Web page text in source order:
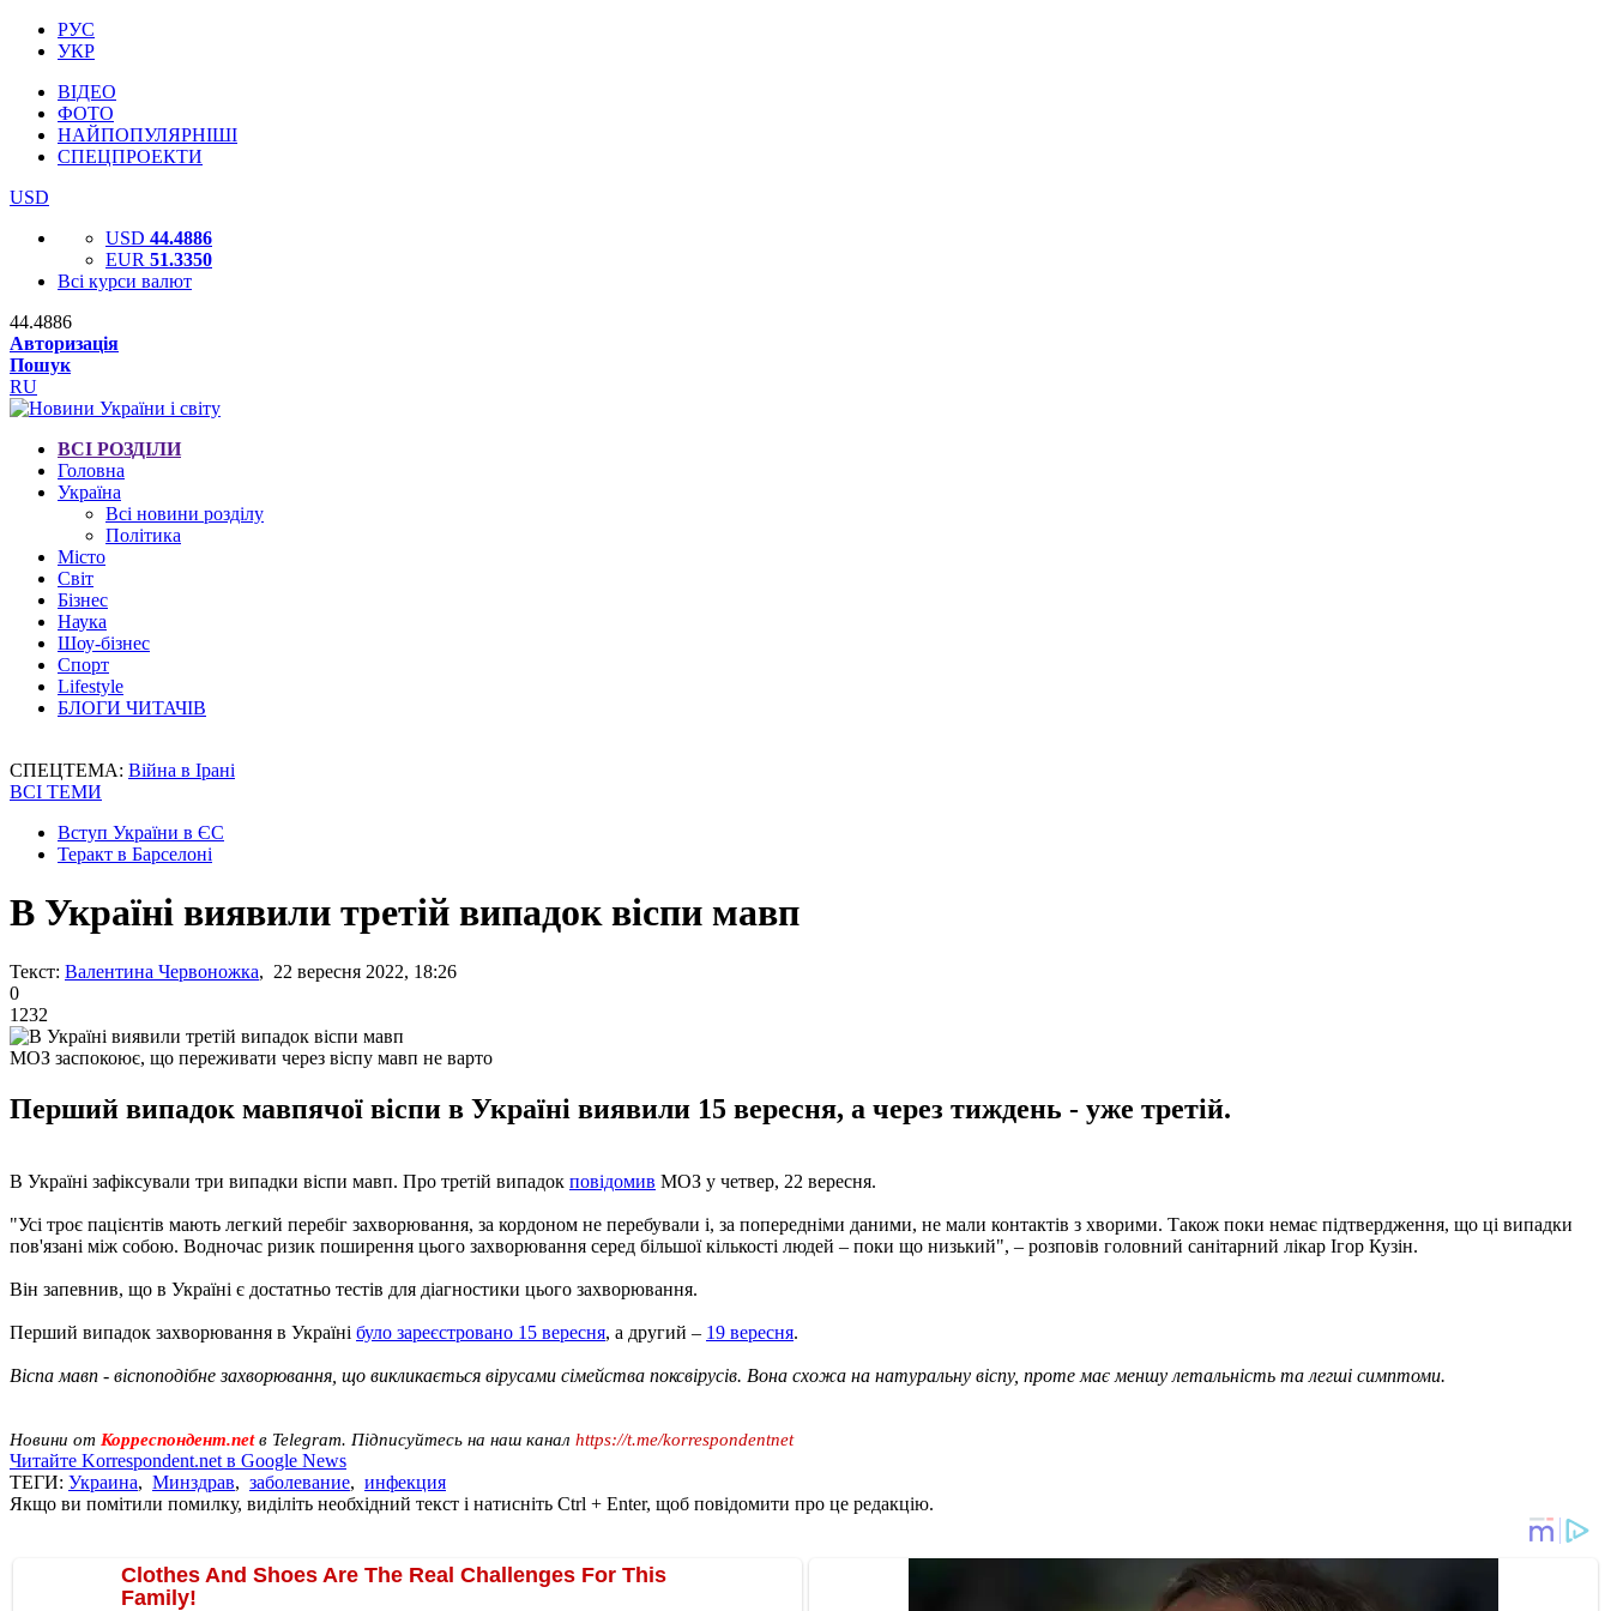
РУС
УКР
ВІДЕО
ФОТО
НАЙПОПУЛЯРНІШІ
СПЕЦПРОЕКТИ
USD
USD 44.4886
EUR 51.3350
Всі курси валют
44.4886
Авторизація
Пошук
RU
ВСІ РОЗДІЛИ
Головна
Україна
Всі новини розділу
Політика
Місто
Світ
Бізнес
Наука
Шоу-бізнес
Спорт
Lifestyle
БЛОГИ ЧИТАЧІВ
СПЕЦТЕМА: Війна в Ірані
ВСІ ТЕМИ
Вступ України в ЄС
Теракт в Барселоні
В Україні виявили третій випадок віспи мавп
Текст: Валентина Червоножка, 22 вересня 2022, 18:26
0
1232
МОЗ заспокоює, що переживати через віспу мавп не варто
Перший випадок мавпячої віспи в Україні виявили 15 вересня, а через тиждень - уже третій.
В Україні зафіксували три випадки віспи мавп. Про третій випадок повідомив МОЗ у четвер, 22 вересня.
"Усі троє пацієнтів мають легкий перебіг захворювання, за кордоном не перебували і, за попередніми даними, не мали контактів з хворими. Також поки немає підтвердження, що ці випадки
пов'язані між собою. Водночас ризик поширення цього захворювання серед більшої кількості людей – поки що низький", – розповів головний санітарний лікар Ігор Кузін.
Він запевнив, що в Україні є достатньо тестів для діагностики цього захворювання.
Перший випадок захворювання в Україні було зареєстровано 15 вересня, а другий – 19 вересня.
Віспа мавп - віспоподібне захворювання, що викликається вірусами сімейства поксвірусів. Вона схожа на натуральну віспу, проте має меншу летальність та легші симптоми.
Новини от Корреспондент.netв Telegram. Підписуйтесь на наш канал https://t.me/korrespondentnet
Читайте Korrespondent.net в Google News
ТЕГИ: Украина, Минздрав, заболевание, инфекция
Якщо ви помітили помилку, виділіть необхідний текст і натисніть Ctrl + Enter, щоб повідомити про це редакцію.